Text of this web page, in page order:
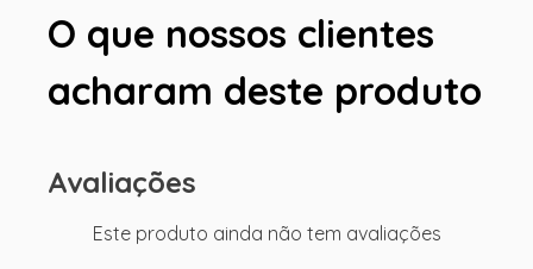
O que nossos clientes
acharam deste produto
Avaliações
Este produto ainda não tem avaliações